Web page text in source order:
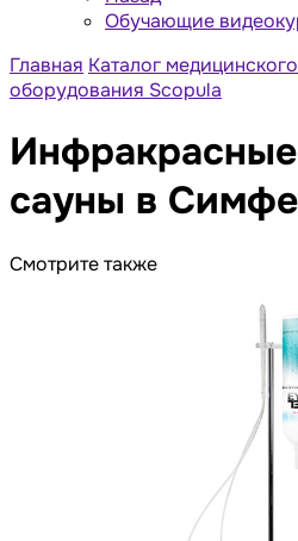
Обучающие
Главная Каталог
оборудования Scopula
сауны в
Смотрите также